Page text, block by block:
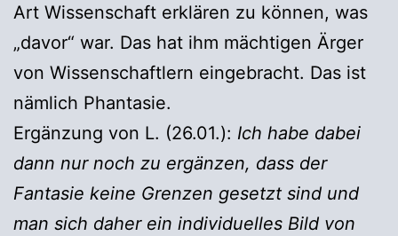
Art Wissenschaft erklären zu können, was
„davor“ war. Das hat ihm mächtigen Ärger
von Wissenschaftlern eingebracht. Das ist
nämlich Phantasie.
Ergänzung von L. (26.01.): Ich habe dabei
dann nur noch zu ergänzen, dass der
Fantasie keine Grenzen gesetzt sind und
man sich daher ein individuelles Bild von